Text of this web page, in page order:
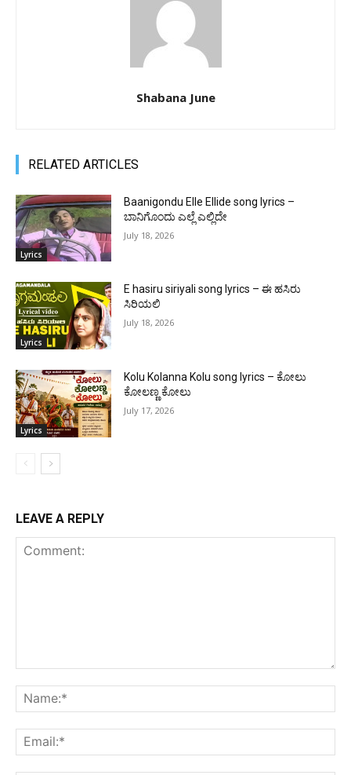
Shabana June
RELATED ARTICLES
Lyrics
Baanigondu Elle Ellide song lyrics –
ಬಾನಿಗೊಂದು ಎಲ್ಲೆ ಎಲ್ಲಿದೇ
July 18, 2026
Lyrics
E hasiru siriyali song lyrics – ಈ ಹಸಿರು
ಸಿರಿಯಲಿ
July 18, 2026
Lyrics
Kolu Kolanna Kolu song lyrics – ಕೋಲು
ಕೋಲಣ್ಣ ಕೋಲು
July 17, 2026
LEAVE A REPLY